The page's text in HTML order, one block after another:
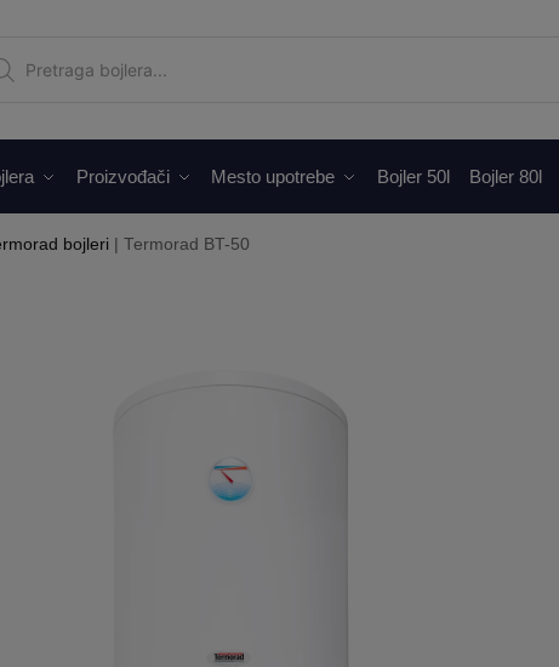
Proizvođači Mesto upotrebe Bojler 50l Bojler 80l
bojleri |Termorad BT-50